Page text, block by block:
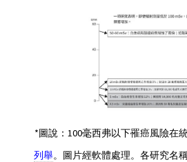
*圖說：100毫西弗以下罹癌風險在
列舉。圖片經軟體處理。各研究名